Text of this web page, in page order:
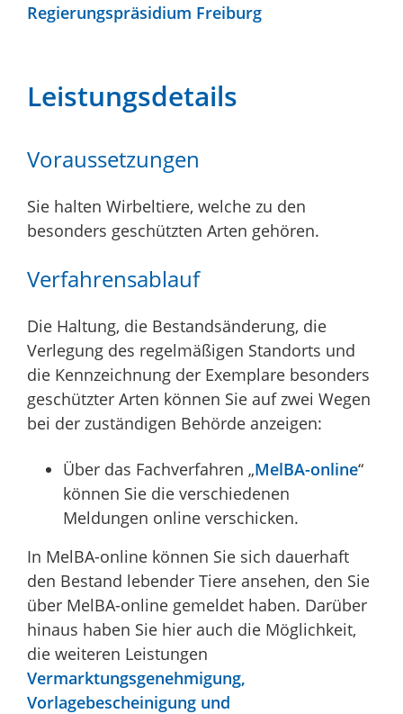
Regierungspräsidium Freiburg
Leistungsdetails
Voraussetzungen
Sie halten Wirbeltiere, welche zu den
besonders geschützten Arten gehören.
Verfahrensablauf
Die Haltung, die Bestandsänderung, die
Verlegung des regelmäßigen Standorts und
die Kennzeichnung der Exemplare besonders
geschützter Arten können Sie auf zwei Wegen
bei der zuständigen Behörde anzeigen:
Über das Fachverfahren „MelBA-online“
können Sie die verschiedenen
Meldungen online verschicken.
In MelBA-online können Sie sich dauerhaft
den Bestand lebender Tiere ansehen, den Sie
über MelBA-online gemeldet haben. Darüber
hinaus haben Sie hier auch die Möglichkeit,
die weiteren Leistungen
Vermarktungsgenehmigung,
Vorlagebescheinigung und